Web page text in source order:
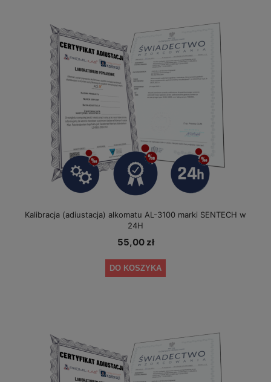
Kalibracja (adiustacja) alkomatu AL-3100 marki SENTECH w
24H
55,00 zł
DO KOSZYKA